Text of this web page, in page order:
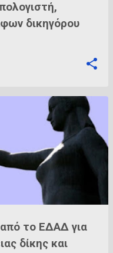
δικηγόρου
το ΕΔΑΔ για
δίκης και